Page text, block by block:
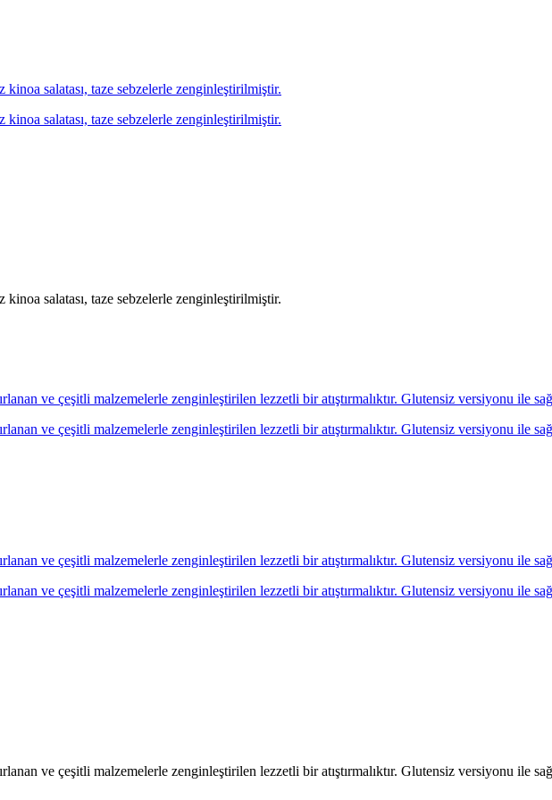
salatası, taze sebzelerle zenginleştirilmiştir.
salatası, taze sebzelerle zenginleştirilmiştir.
salatası, taze sebzelerle zenginleştirilmiştir.
ve çeşitli malzemelerle zenginleştirilen lezzetli bir atıştırmalıktır. Glutensiz versiyonu ile
ve çeşitli malzemelerle zenginleştirilen lezzetli bir atıştırmalıktır. Glutensiz versiyonu ile
ve çeşitli malzemelerle zenginleştirilen lezzetli bir atıştırmalıktır. Glutensiz versiyonu ile
ve çeşitli malzemelerle zenginleştirilen lezzetli bir atıştırmalıktır. Glutensiz versiyonu ile
ve çeşitli malzemelerle zenginleştirilen lezzetli bir atıştırmalıktır. Glutensiz versiyonu ile